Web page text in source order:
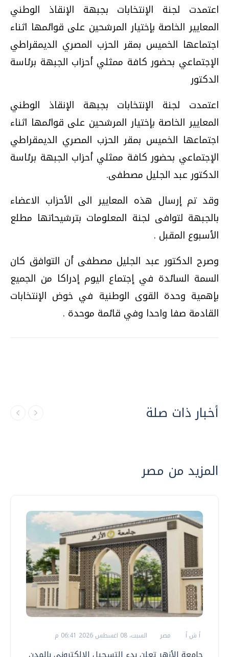
اعتمدت لجنة الإنتخابات بجبهة الإنقاذ الوطني
المعايير الخاصة بإختيار المرشحين على قوائمها اثناء
اجتماعها الخميس بمقر الحزب المصري الديمقراطي
الإجتماعي بحضور كافة ممثلي أحزاب الجبهة برئاسة
الدكتور
اعتمدت لجنة الإنتخابات بجبهة الإنقاذ الوطني
المعايير الخاصة بإختيار المرشحين على قوائمها اثناء
اجتماعها الخميس بمقر الحزب المصري الديمقراطي
الإجتماعي بحضور كافة ممثلي أحزاب الجبهة برئاسة
الدكتور عبد الجليل مصطفى.
وقد تم إرسال هذه المعايير الى الأحزاب الاعضاء
بالجبهة لتوافى لجنة المعلومات بترشيحاتها مطلع
الأسبوع المقبل .
وصرح الدكتور عبد الجليل مصطفى أن التوافق كان
السمة السائدة في إجتماع اليوم إدراكا من الجميع
بإهمية وحدة القوى الوطنية في خوض الإنتخابات
القادمة صفا واحدا وفي قائمة موحدة .
أخبار ذات صلة
المزيد من مصر
أ ش أ مصر السبت، 08 اغسطس 2026 06:41 م